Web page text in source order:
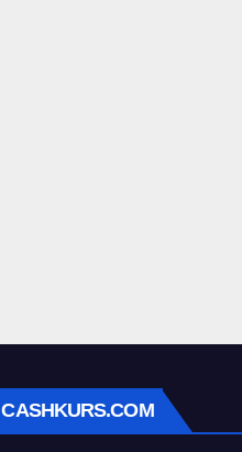
CASHKURS.COM